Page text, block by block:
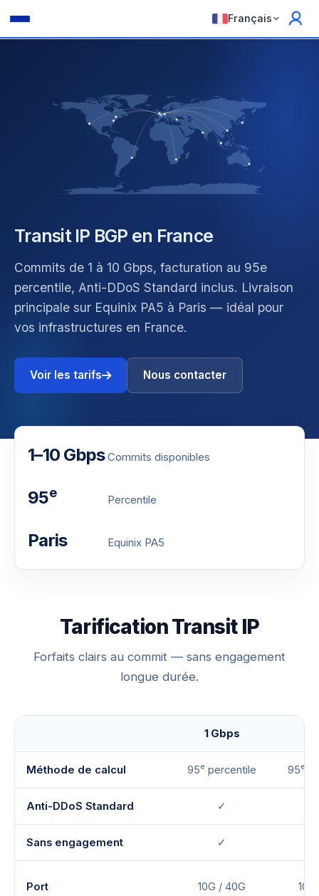
Français
Transit IP BGP en France
Commits de 1 à 10 Gbps, facturation au 95e
percentile, Anti-DDoS Standard inclus. Livraison
principale sur Equinix PA5 à Paris — idéal pour
vos infrastructures en France.
Voir les tarifs Nous contacter
1–10 GbpsCommits disponibles
95e Percentile
Paris Equinix PA5
Tarification Transit IP
Forfaits clairs au commit — sans engagement
longue durée.
1 Gbps
Méthode de calcul 95e percentile 95e
Anti-DDoS Standard ✓
Sans engagement ✓
Port 10G / 40G